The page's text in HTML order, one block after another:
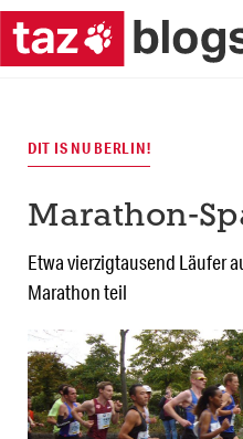
DIT IS NU BERLIN!
Marathon-
Etwa vierzigtausend Läufer
Marathon teil